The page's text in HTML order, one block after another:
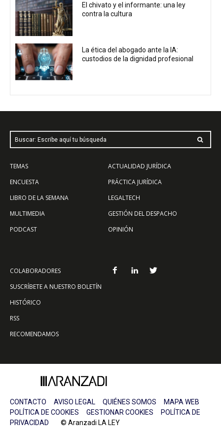
El chivato y el informante: una ley
contra la cultura
La ética del abogado ante la IA:
custodios de la dignidad profesional
Buscar: Escribe aquí tu búsqueda
TEMAS
ENCUESTA
LIBRO DE LA SEMANA
MULTIMEDIA
PODCAST
ACTUALIDAD JURÍDICA
PRÁCTICA JURÍDICA
LEGALTECH
GESTIÓN DEL DESPACHO
OPINIÓN
COLABORADORES
SUSCRÍBETE A NUESTRO BOLETÍN
HISTÓRICO
RSS
RECOMENDAMOS
CONTACTO AVISO LEGAL QUIÉNES SOMOS
MAPA WEB
POLÍTICA DE COOKIES
GESTIONAR COOKIES
POLÍTICA DE
PRIVACIDAD © Aranzadi LA LEY